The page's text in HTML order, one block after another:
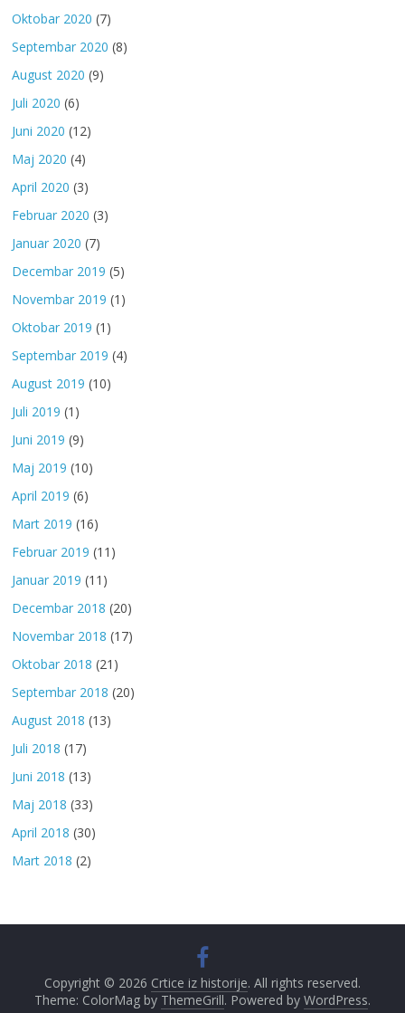
Oktobar 2020 (7)
Septembar 2020 (8)
August 2020 (9)
Juli 2020 (6)
Juni 2020 (12)
Maj 2020 (4)
April 2020 (3)
Februar 2020 (3)
Januar 2020 (7)
Decembar 2019 (5)
Novembar 2019 (1)
Oktobar 2019 (1)
Septembar 2019 (4)
August 2019 (10)
Juli 2019 (1)
Juni 2019 (9)
Maj 2019 (10)
April 2019 (6)
Mart 2019 (16)
Februar 2019 (11)
Januar 2019 (11)
Decembar 2018 (20)
Novembar 2018 (17)
Oktobar 2018 (21)
Septembar 2018 (20)
August 2018 (13)
Juli 2018 (17)
Juni 2018 (13)
Maj 2018 (33)
April 2018 (30)
Mart 2018 (2)
Copyright © 2026 Crtice iz historije. All rights reserved.
Theme: ColorMag by ThemeGrill. Powered by WordPress.